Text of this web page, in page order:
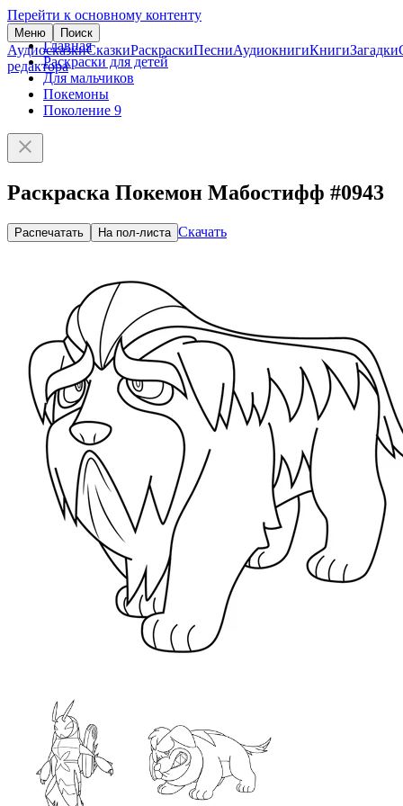
Перейти к основному контенту
Меню Поиск
АудиосказкиСказкиРаскраскиПесниАудиокнигиКнигиЗагадки
редактора
Главная
Раскраски для детей
Для мальчиков
Покемоны
Поколение 9
Раскраска Покемон Мабостифф #0943
Распечатать На пол-листа Скачать